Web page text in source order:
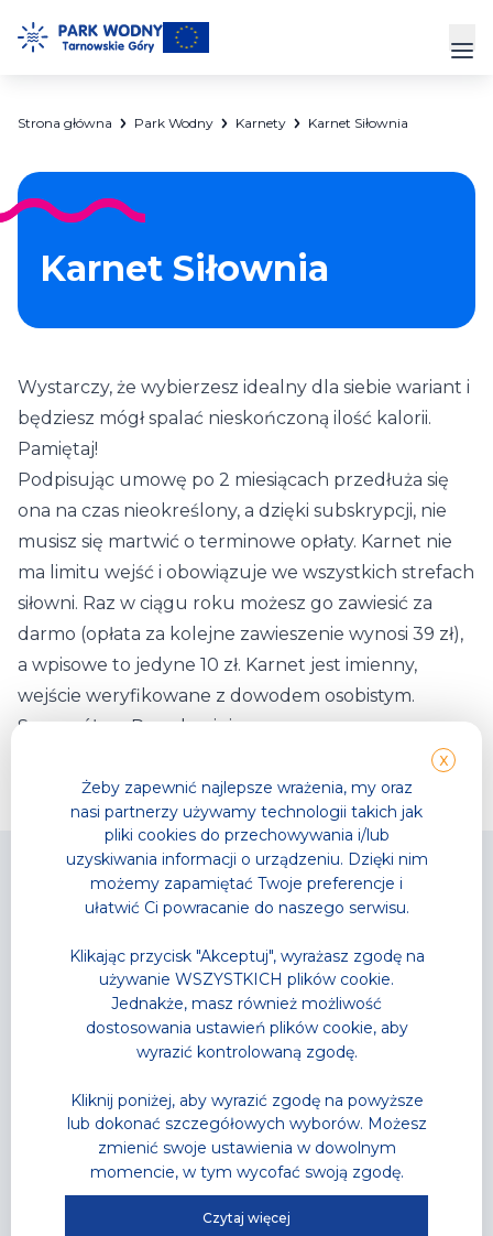
do
Park Wodny
Siłownia
Cennik
Kontakt
Strona główna Park Wodny Karnety Karnet Siłownia
Karnet Siłownia
Wystarczy, że wybierzesz idealny dla siebie wariant i
będziesz mógł spalać nieskończoną ilość kalorii.
Pamiętaj!
Podpisując umowę po 2 miesiącach przedłuża się
ona na czas nieokreślony, a dzięki subskrypcji, nie
musisz się martwić o terminowe opłaty. Karnet nie
ma limitu wejść i obowiązuje we wszystkich strefach
siłowni. Raz w ciągu roku możesz go zawiesić za
darmo (opłata za kolejne zawieszenie wynosi 39 zł),
a wpisowe to jedyne 10 zł. Karnet jest imienny,
wejście weryfikowane z dowodem osobistym.
Szczegóły w Regulaminie.
Park Wodny
Wodne atrakcje
Zajęcia w wodzie
Letnia Akademia Przygody
– Półkolonie
Wodne Urodziny
TG GYM PARK
Strefy sportowe
Zajęcia fitness
Cennik
Karnety
Grafik zajęć
X
Żeby zapewnić najlepsze wrażenia, my oraz
nasi partnerzy używamy technologii takich jak
pliki cookies do przechowywania i/lub
uzyskiwania informacji o urządzeniu. Dzięki nim
możemy zapamiętać Twoje preferencje i
ułatwić Ci powracanie do naszego serwisu.
Klikając przycisk "Akceptuj", wyrażasz zgodę na
używanie WSZYSTKICH plików cookie.
Jednakże, masz również możliwość
dostosowania ustawień plików cookie, aby
wyrazić kontrolowaną zgodę.
Kliknij poniżej, aby wyrazić zgodę na powyższe
lub dokonać szczegółowych wyborów. Możesz
zmienić swoje ustawienia w dowolnym
momencie, w tym wycofać swoją zgodę.
Czytaj więcej